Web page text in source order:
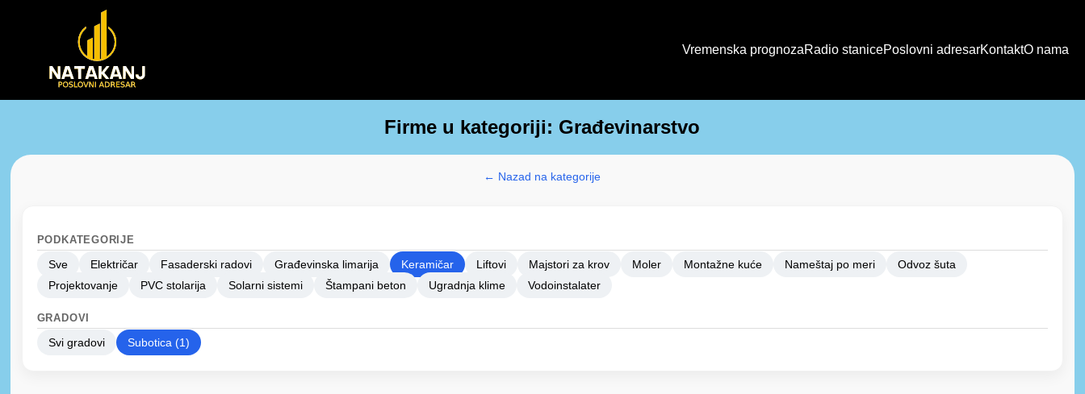
Vremenska prognozaRadio stanicePoslovni adresarKontaktO nama
Firme u kategoriji: Građevinarstvo
← Nazad na kategorije
PODKATEGORIJE
Sve Električar Fasaderski radovi Građevinska limarija Keramičar Liftovi Majstori za krov Moler Montažne kuće Nameštaj po meri
Odvoz šuta
Projektovanje
PVC stolarija Solarni sistemi Štampani beton Ugradnja klime Vodoinstalater
GRADOVI
Svi gradovi Subotica (1)